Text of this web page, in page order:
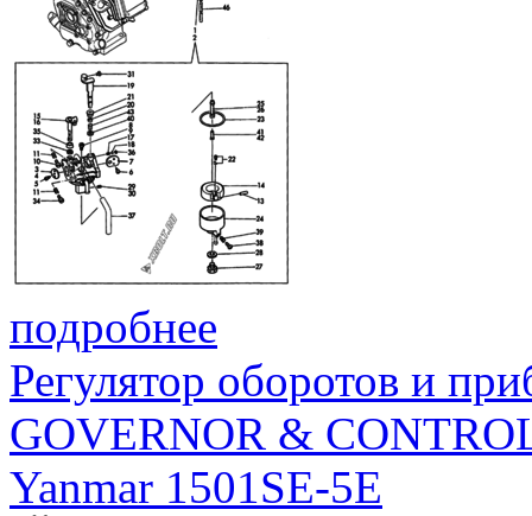
подробнее
Регулятор оборотов и
GOVERNOR &
Yanmar 1501SE-5E